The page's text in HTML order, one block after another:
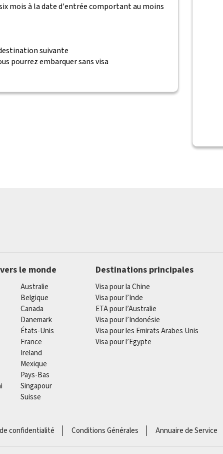
mois à la date d'entrée comportant au moins
suivante
pourrez embarquer sans visa
le monde
Australie
Belgique
Canada
Danemark
États-Unis
France
Ireland
Mexique
Pays-Bas
Singapour
Suisse
Destinations principales
Visa pour la Chine
Visa pour l’Inde
ETA pour l’Australie
Visa pour l’Indonésie
Visa pour les Emirats Arabes Unis
Visa pour l’Egypte
confidentialité Conditions Générales Annuaire de Service